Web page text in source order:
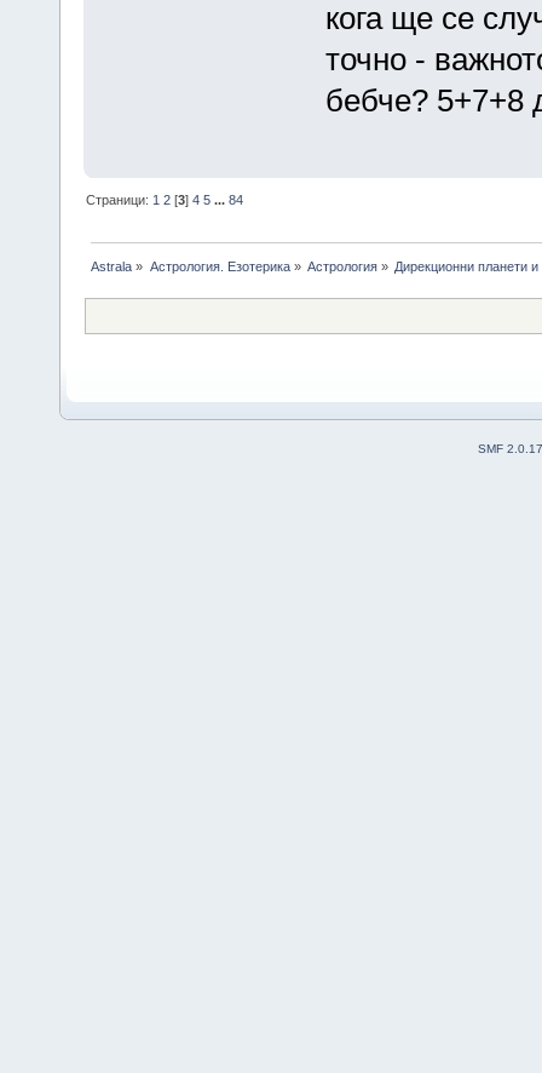
кога ще се
точно -
бебче?
Страници:1 2 [3]4 5 ...84
Astrala » Астрология. Езотерика» Астрология» Дирекционни планети и
SMF 2.0.17